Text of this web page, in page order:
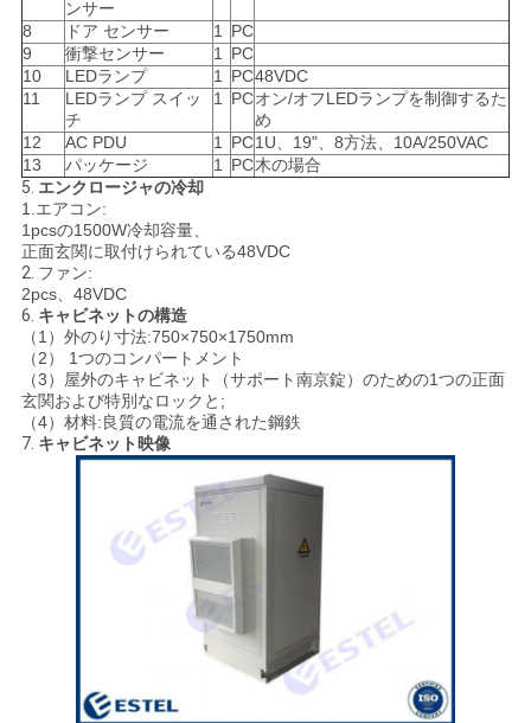
ンサー
8
ドア センサー 1 PC
9
衝撃センサー 1 PC
10
LEDランプ 1 PC48VDC
11
LEDランプ スイッ
チ
1 PCオン/オフLEDランプを制御するた
め
12
AC PDU 1 PC1U、19"、8方法、10A/250VAC
13
パッケージ 1 PC木の場合
5. エンクロージャの冷却
1.エアコン:
1pcsの1500W冷却容量、
正面玄関に取付けられている48VDC
2. ファン:
2pcs、48VDC
6. キャビネットの構造
（1）外のり寸法:750×750×1750mm
（2） 1つのコンパートメント
（3）屋外のキャビネット（サポート南京錠）のための1つの正面
玄関および特別なロックと;
（4）材料:良質の電流を通された鋼鉄
7. キャビネット映像